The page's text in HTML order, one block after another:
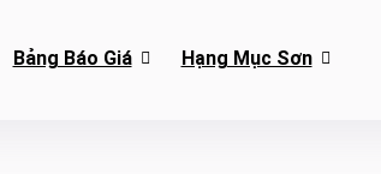
Bảng Báo Giá Hạng Mục Sơn